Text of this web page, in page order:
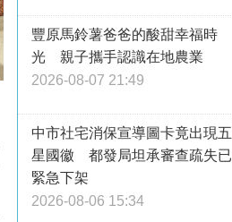
豐原馬鈴薯爸爸的酸甜幸福時
光 親子攜手認識在地農業
2026-08-07 21:49
中市社宅消保宣導圖卡竟出現五
星國徽 都發局坦承審查疏失已
緊急下架
2026-08-06 15:34